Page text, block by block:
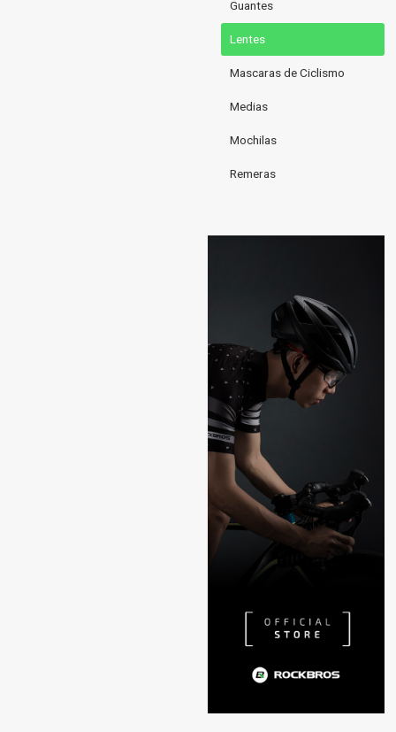
Guantes
Lentes
Mascaras de Ciclismo
Medias
Mochilas
Remeras